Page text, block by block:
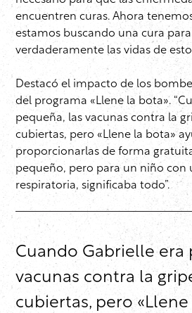
encuentren curas. Ahora
estamos buscando una cura
verdaderamente las vidas de
Destacó el impacto de los
del programa «Llene la bota».
pequeña, las vacunas contra la
cubiertas, pero «Llene la bota»
proporcionarlas de forma
pequeño, pero para un niño con
respiratoria, significaba todo”.
Cuando Gabrielle era
vacunas contra la
cubiertas, pero